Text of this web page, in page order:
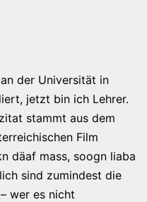
der Universität in
jetzt bin ich Lehrer.
stammt aus dem
Film
däaf mass, soogn liaba
sind zumindest die
wer es nicht